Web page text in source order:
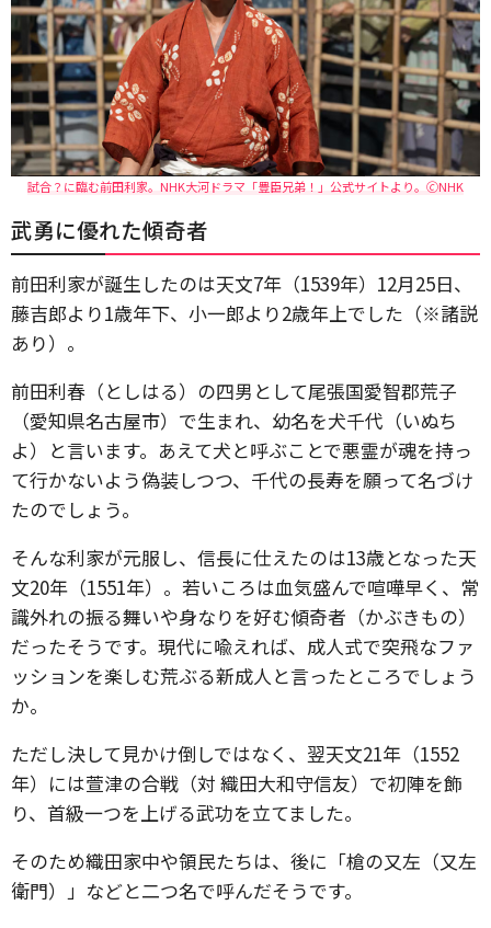
試合？に臨む前田利家。NHK大河ドラマ「豊臣兄弟！」公式サイトより。🄫NHK
武勇に優れた傾奇者
前田利家が誕生したのは天文7年（1539年）12月25日、
藤吉郎より1歳年下、小一郎より2歳年上でした（※諸説
あり）。
前田利春（としはる）の四男として尾張国愛智郡荒子
（愛知県名古屋市）で生まれ、幼名を犬千代（いぬち
よ）と言います。あえて犬と呼ぶことで悪霊が魂を持っ
て行かないよう偽装しつつ、千代の長寿を願って名づけ
たのでしょう。
そんな利家が元服し、信長に仕えたのは13歳となった天
文20年（1551年）。若いころは血気盛んで喧嘩早く、常
識外れの振る舞いや身なりを好む傾奇者（かぶきもの）
だったそうです。現代に喩えれば、成人式で突飛なファ
ッションを楽しむ荒ぶる新成人と言ったところでしょう
か。
ただし決して見かけ倒しではなく、翌天文21年（1552
年）には萱津の合戦（対 織田大和守信友）で初陣を飾
り、首級一つを上げる武功を立てました。
そのため織田家中や領民たちは、後に「槍の又左（又左
衛門）」などと二つ名で呼んだそうです。